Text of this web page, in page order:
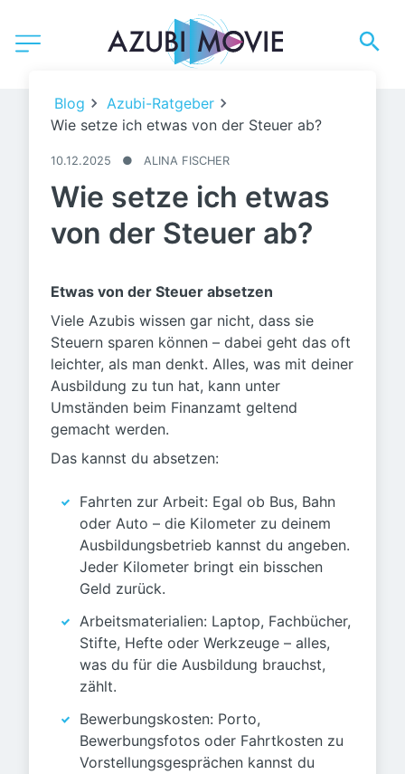
©️StudioLaMagica / stock.adobe.com
Blog
Azubi-Ratgeber
Wie setze ich etwas von der Steuer ab?
10.12.2025 ● ALINA FISCHER
Wie setze ich etwas
von der Steuer ab?
Etwas von der Steuer absetzen
Viele Azubis wissen gar nicht, dass sie
Steuern sparen können – dabei geht das oft
leichter, als man denkt. Alles, was mit deiner
Ausbildung zu tun hat, kann unter
Umständen beim Finanzamt geltend
gemacht werden.
Das kannst du absetzen:
Fahrten zur Arbeit: Egal ob Bus, Bahn
oder Auto – die Kilometer zu deinem
Ausbildungsbetrieb kannst du angeben.
Jeder Kilometer bringt ein bisschen
Geld zurück.
Arbeitsmaterialien: Laptop, Fachbücher,
Stifte, Hefte oder Werkzeuge – alles,
was du für die Ausbildung brauchst,
zählt.
Bewerbungskosten: Porto,
Bewerbungsfotos oder Fahrtkosten zu
Vorstellungsgesprächen kannst du